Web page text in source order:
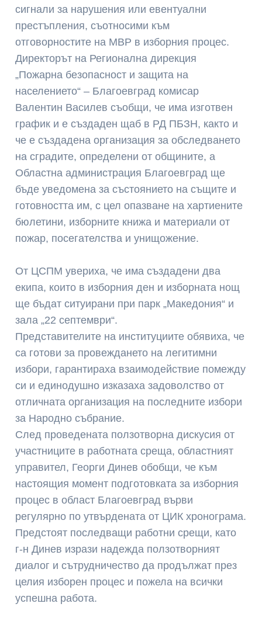
сигнали за нарушения или евентуални
престъпления, съотносими към
отговорностите на МВР в изборния процес.
Директорът на Регионална дирекция
„Пожарна безопасност и защита на
населението“ – Благоевград комисар
Валентин Василев съобщи, че има изготвен
график и е създаден щаб в РД ПБЗН, както и
че е създадена организация за обследването
на сградите, определени от общините, а
Областна администрация Благоевград ще
бъде уведомена за състоянието на същите и
готовността им, с цел опазване на хартиените
бюлетини, изборните книжа и материали от
пожар, посегателства и унищожение.
От ЦСПМ увериха, че има създадени два
екипа, които в изборния ден и изборната нощ
ще бъдат ситуирани при парк „Македония“ и
зала „22 септември“.
Представителите на институциите обявиха, че
са готови за провеждането на легитимни
избори, гарантираха взаимодействие помежду
си и единодушно изказаха задоволство от
отличната организация на последните избори
за Народно събрание.
След проведената ползотворна дискусия от
участниците в работната среща, областният
управител, Георги Динев обобщи, че към
настоящия момент подготовката за изборния
процес в област Благоевград върви
регулярно по утвърдената от ЦИК хронограма.
Предстоят последващи работни срещи, като
г-н Динев изрази надежда ползотворният
диалог и сътрудничество да продължат през
целия изборен процес и пожела на всички
успешна работа.